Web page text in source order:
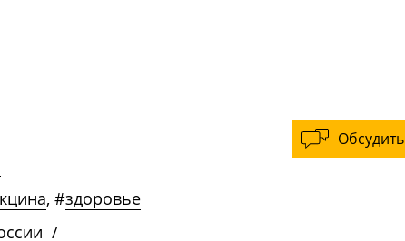
Обсудить
, #здоровье
/